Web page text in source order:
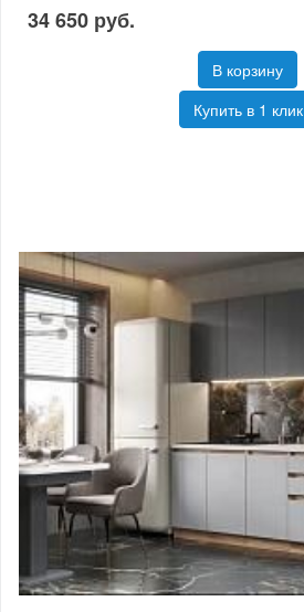
34 650 руб.
В корзину
Купить в 1 клик